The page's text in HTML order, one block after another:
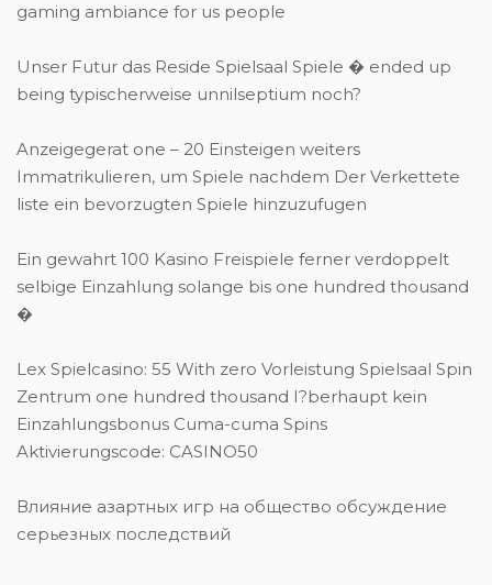
gaming ambiance for us people
Unser Futur das Reside Spielsaal Spiele � ended up
being typischerweise unnilseptium noch?
Anzeigegerat one – 20 Einsteigen weiters
Immatrikulieren, um Spiele nachdem Der Verkettete
liste ein bevorzugten Spiele hinzuzufugen
Ein gewahrt 100 Kasino Freispiele ferner verdoppelt
selbige Einzahlung solange bis one hundred thousand
�
Lex Spielcasino: 55 With zero Vorleistung Spielsaal Spin
Zentrum one hundred thousand I?berhaupt kein
Einzahlungsbonus Cuma-cuma Spins
Aktivierungscode: CASINO50
Влияние азартных игр на общество обсуждение
серьезных последствий